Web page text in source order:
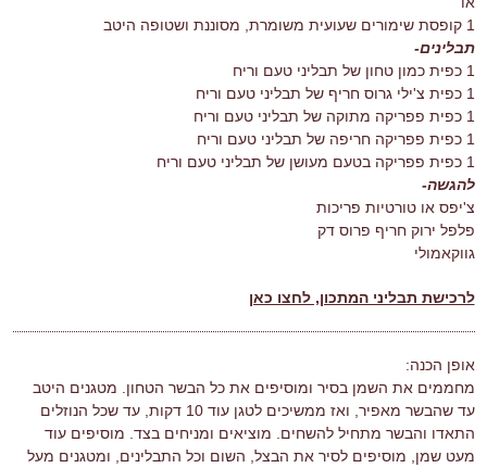
1 קופסת שימורים שעועית משומרת, מסוננת ושטופה היטב
תבלינים-
1 כפית כמון טחון של תבליני טעם וריח
1 כפית צ'ילי גרוס חריף של תבליני טעם וריח
1 כפית פפריקה מתוקה של תבליני טעם וריח
1 כפית פפריקה חריפה של תבליני טעם וריח
1 כפית פפריקה בטעם מעושן של תבליני טעם וריח
להגשה-
צ'יפס או טורטיות פריכות
פלפל ירוק חריף פרוס דק
גווקאמולי
לרכישת תבליני המתכון, לחצו כאן
אופן הכנה:
מחממים את השמן בסיר ומוסיפים את כל הבשר הטחון. מטגנים היטב
עד שהבשר מאפיר, ואז ממשיכים לטגן עוד 10 דקות, עד שכל הנוזלים
התאדו והבשר מתחיל להשחים. מוציאים ומניחים בצד. מוסיפים עוד
מעט שמן, מוסיפים לסיר את הבצל, השום וכל התבלינים, ומטגנים מעל